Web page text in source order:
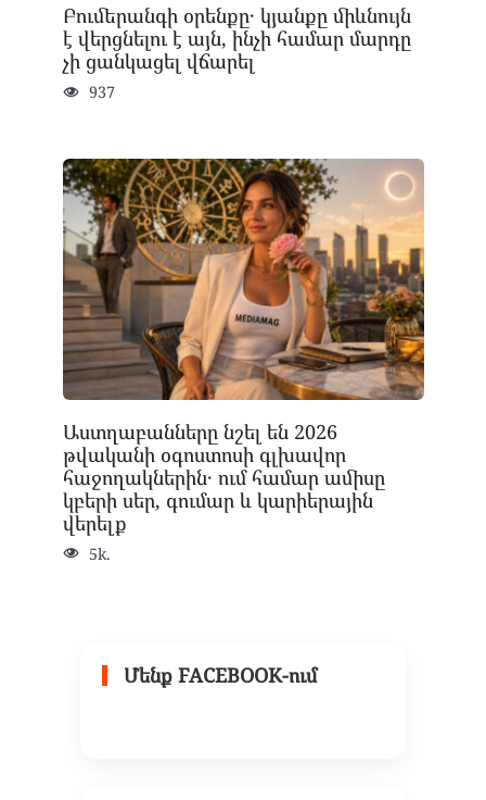
Բումերանգի օրենքը․ կյանքը միևնույն
է վերցնելու է այն, ինչի համար մարդը
չի ցանկացել վճարել
937
Աստղաբանները նշել են 2026
թվականի օգոստոսի գլխավոր
հաջողակներին․ ում համար ամիսը
կբերի սեր, գումար և կարիերային
վերելք
5k.
Մենք FACEBOOK-ում